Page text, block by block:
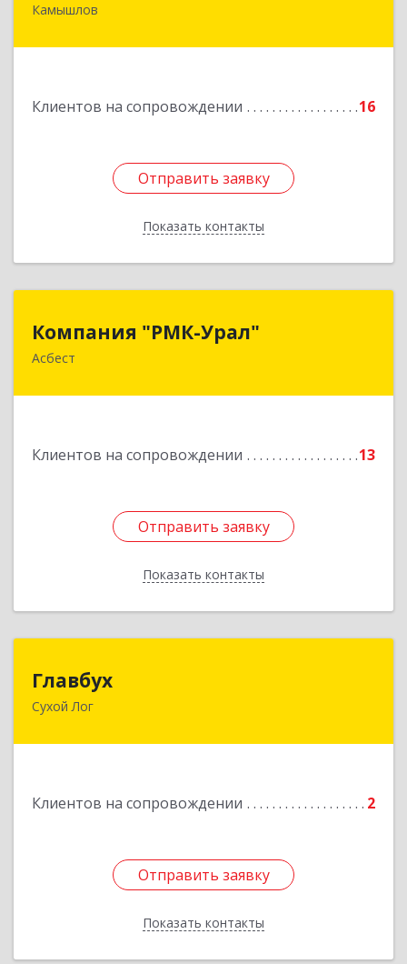
Камышлов
Клиентов на сопровождении 16
Отправить заявку
Показать контакты
624860, Свердловская обл, Камышлов г, Ленина
Отправить заявку
Назад
Компания "РМК-Урал"
Асбест
Клиентов на сопровождении 13
Отправить заявку
Показать контакты
Отправить заявку
Назад
Главбух
Сухой Лог
Клиентов на сопровождении 2
Отправить заявку
Показать контакты
Отправить заявку
Назад